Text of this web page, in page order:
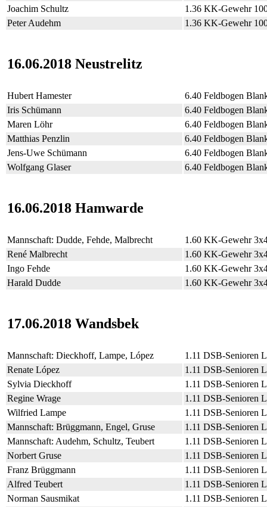
Joachim Schultz
1.36 KK-Gewehr
Peter Audehm
1.36 KK-Gewehr
16.06.2018 Neustrelitz
Hubert Hamester
6.40 Feldbogen
Iris Schümann
6.40 Feldbogen
Maren Löhr
6.40 Feldbogen
Matthias Penzlin
6.40 Feldbogen
Jens-Uwe Schümann
6.40 Feldbogen
Wolfgang Glaser
6.40 Feldbogen
16.06.2018 Hamwarde
Mannschaft: Dudde, Fehde, Malbrecht
1.60 KK-Gewehr
René Malbrecht
1.60 KK-Gewehr
Ingo Fehde
1.60 KK-Gewehr
Harald Dudde
1.60 KK-Gewehr
17.06.2018 Wandsbek
Mannschaft: Dieckhoff, Lampe, López
1.11 DSB-Senioren
Renate López
1.11 DSB-Senioren
Sylvia Dieckhoff
1.11 DSB-Senioren
Regine Wrage
1.11 DSB-Senioren
Wilfried Lampe
1.11 DSB-Senioren
Mannschaft: Brüggmann, Engel, Gruse
1.11 DSB-Senioren
Mannschaft: Audehm, Schultz, Teubert
1.11 DSB-Senioren
Norbert Gruse
1.11 DSB-Senioren
Franz Brüggmann
1.11 DSB-Senioren
Alfred Teubert
1.11 DSB-Senioren
Norman Sausmikat
1.11 DSB-Senioren